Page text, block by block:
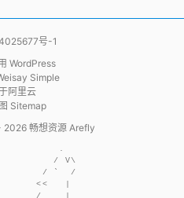
号-1
WordPress
Simple
阿里云
Sitemap
2026 畅想资源 Arefly
.
/ V\
/ `  /
<<   |
/    |